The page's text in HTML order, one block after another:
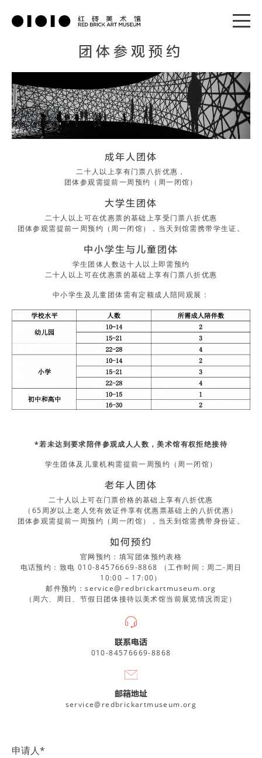
团体参观预约
成年人团体
二十人以上享有门票八折优惠，
团体参观需提前一周预约（周一闭馆）
大学生团体
二十人以上可在优惠票的基础上享受门票八折优惠
团体参观需提前一周预约（周一闭馆），当天到馆需携带学生证。
中小学生与儿童团体
学生团体人数达十人以上即需预约
二十人以上可在优惠票的基础上享有门票八折优惠
中小学生及儿童团体需有定额成人陪同观展：
*若未达到要求陪伴参观成人人数，美术馆有权拒绝接待
学生团体及儿童机构需提前一周预约（周一闭馆）
老年人团体
二十人以上可在门票价格的基础上享有八折优惠
（65周岁以上老人凭有效证件享有优惠票基础上的八折优惠）
团体参观需提前一周预约（周一闭馆），当天到馆需携带身份证。
如何预约
官网预约：填写团体预约表格
电话预约：致电 010-84576669-8868 （工作时间：周二-周日
10:00 – 17:00）
邮件预约：service@redbrickartmuseum.org
（周六、周日、节假日团体接待以美术馆当前展览情况而定）
联系电话
010-84576669-8868
邮箱地址
service@redbrickartmuseum.org
申请人*